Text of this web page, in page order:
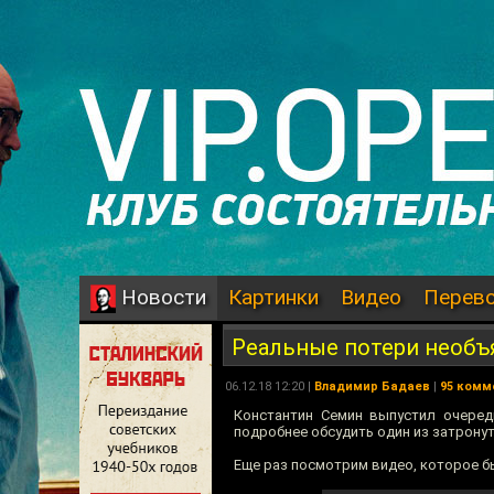
Новости Картинки Видео
Реальные потери
06.12.18 12:20 | Владимир Бадаев | 95
Константин Семин выпустил
подробнее обсудить один из
Еще раз посмотрим видео, которое